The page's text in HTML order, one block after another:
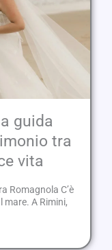
guida
tra
vita
Romagnola C’è
mare. A Rimini,